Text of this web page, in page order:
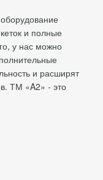
и полные
у нас можно
и расширят
ТМ «A2» - это